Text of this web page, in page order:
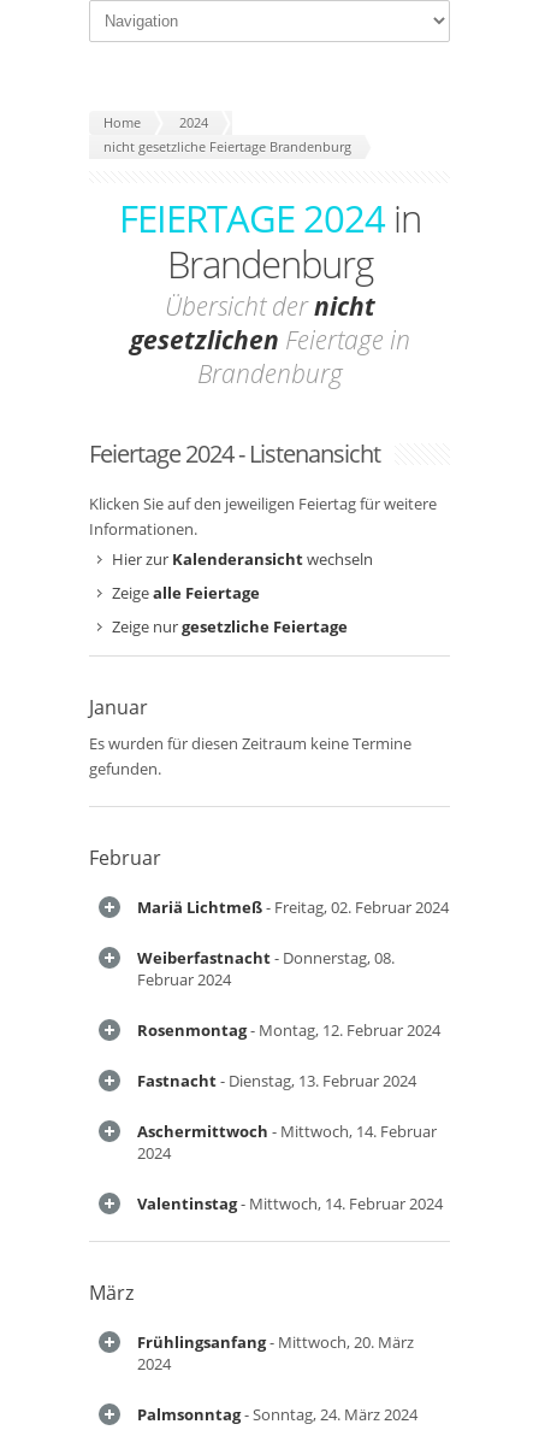
Home
2024
nicht gesetzliche Feiertage Brandenburg
FEIERTAGE 2024in
Brandenburg
Übersicht dernicht
gesetzlichen Feiertage in
Brandenburg
Feiertage 2024 - Listenansicht
Klicken Sie auf den jeweiligen Feiertag für weitere
Informationen.
Hier zur Kalenderansichtwechseln
Zeigealle Feiertage
Zeige nurgesetzliche Feiertage
Januar
Es wurden für diesen Zeitraum keine Termine
gefunden.
Februar
Mariä Lichtmeß- Freitag, 02. Februar 2024
Weiberfastnacht- Donnerstag, 08.
Februar 2024
Rosenmontag- Montag, 12. Februar 2024
Fastnacht- Dienstag, 13. Februar 2024
Aschermittwoch - Mittwoch, 14. Februar
2024
Valentinstag- Mittwoch, 14. Februar 2024
März
Frühlingsanfang- Mittwoch, 20. März
2024
Palmsonntag- Sonntag, 24. März 2024